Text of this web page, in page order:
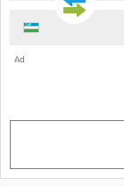
Ad